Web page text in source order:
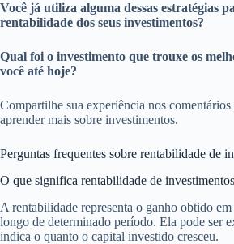
Você já utiliza alguma dessas estratégias
rentabilidade dos seus investimentos?
Qual foi o investimento que trouxe os
você até hoje?
Compartilhe sua experiência nos
aprender mais sobre investimentos.
Perguntas frequentes sobre rentabilidade de
O que significa rentabilidade de
A rentabilidade representa o ganho obtido
longo de determinado período. Ela pode ser
indica o quanto o capital investido cresceu.